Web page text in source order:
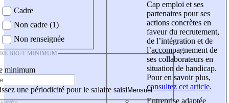
Cadre
Non cadre (1)
Non renseignée
BRUT MINIMUM
minimum
une périodicité pour le salaire saisi
Cap emploi et ses
partenaires pour ses
actions concrètes en
faveur du recrutement,
de l’intégration et de
l’accompagnement de
ses collaborateurs en
situation de handicap.
Pour en savoir plus,
consultez cet article.
Entreprise adaptée